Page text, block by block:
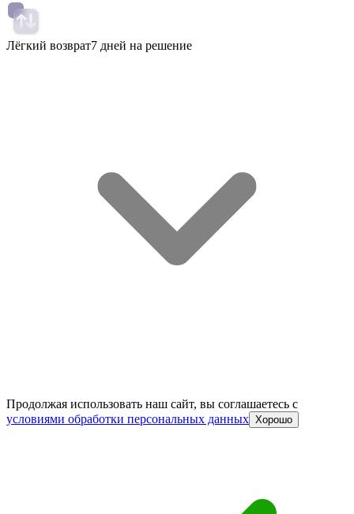
Лёгкий возврат7 дней на решение
Продолжая использовать наш сайт, вы соглашаетесь c
условиями обработки персональных данных Хорошо